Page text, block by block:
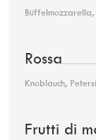
Büffelmozzarella,
Rossa
Knoblauch,
Frutti di